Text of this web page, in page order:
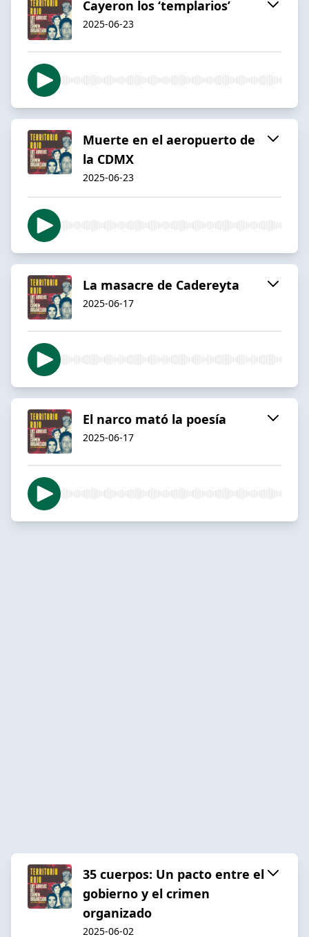
Cayeron los ‘templarios’
2025-06-23
Muerte en el aeropuerto de
la CDMX
2025-06-23
La masacre de Cadereyta
2025-06-17
El narco mató la poesía
2025-06-17
35 cuerpos: Un pacto entre el
gobierno y el crimen
organizado
2025-06-02